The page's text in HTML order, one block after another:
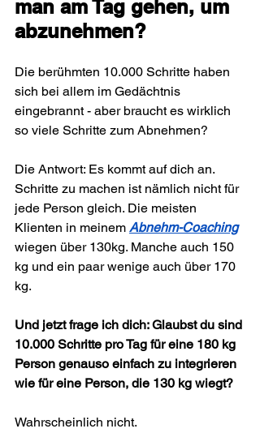
man am Tag gehen, um
abzunehmen?
Die berühmten 10.000 Schritte haben
sich bei allem im Gedächtnis
eingebrannt - aber braucht es wirklich
so viele Schritte zum Abnehmen?
Die Antwort: Es kommt auf dich an.
Schritte zu machen ist nämlich nicht für
jede Person gleich. Die meisten
Klienten in meinem Abnehm-Coaching
wiegen über 130kg. Manche auch 150
kg und ein paar wenige auch über 170
kg.
Und jetzt frage ich dich: Glaubst du sind
10.000 Schritte pro Tag für eine 180 kg
Person genauso einfach zu integrieren
wie für eine Person, die 130 kg wiegt?
Wahrscheinlich nicht.